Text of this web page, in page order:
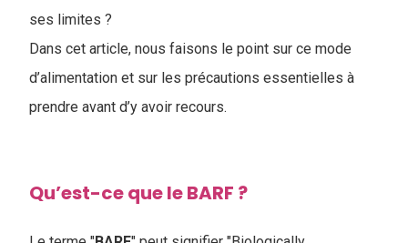
ses limites ?
Dans cet article, nous faisons le point sur ce mode
d’alimentation et sur les précautions essentielles à
prendre avant d’y avoir recours.
Qu’est-ce que le BARF ?